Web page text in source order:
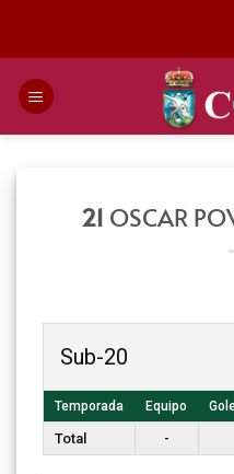
21 OSCAR
Sub-20
Temporada Equipo
Total -